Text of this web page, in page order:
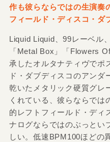
作も彼らならではの生演奏
フィールド・ディスコ・ダ
Liquid Liquid、99レーベル
「Metal Box」「Flowers
承したオルタナティヴでポ
ド・ダブディスコのアン
乾いたメタリック硬質グレ
くれている、彼らならでは
的レフトフィールド・ディ
ナログならではのぶっとい
しい。低速BPM100ほどの